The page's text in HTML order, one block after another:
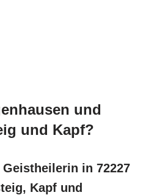
und
und Kapf?
in 72227
Kapf und